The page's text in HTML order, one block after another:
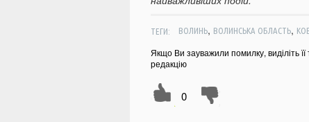
ТЕГИ: ВОЛИНЬ, ВОЛИНСЬКА ОБЛАСТЬ,
Якщо Ви зауважили помилку, виділіть
редакцію
0